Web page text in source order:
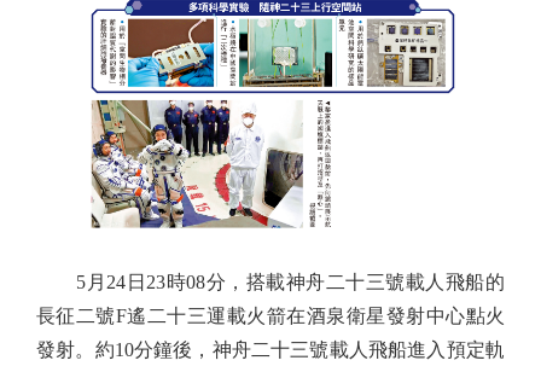
5月24日23時08分，搭載神舟二十三號載人飛船的
長征二號F遙二十三運載火箭在酒泉衛星發射中心點火
發射。約10分鐘後，神舟二十三號載人飛船進入預定軌